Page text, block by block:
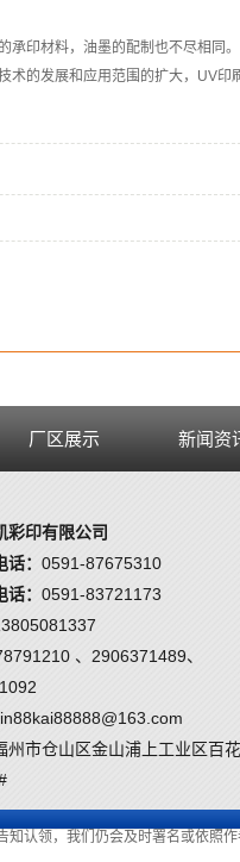
印材料，油墨的配制也不尽相同
的发展和应用范围的扩大，UV印
厂区展示 新闻资
彩印有限公司
： 0591-87675310
： 0591-83721173
、2906371489、
州市仓山区金山浦上工业区百
认领，我们仍会及时署名或依照